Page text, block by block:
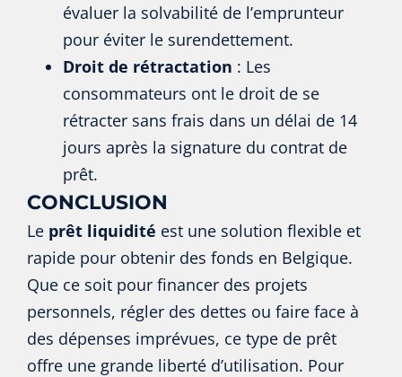
évaluer la solvabilité de l’emprunteur
pour éviter le surendettement.
Droit de rétractation : Les
consommateurs ont le droit de se
rétracter sans frais dans un délai de 14
jours après la signature du contrat de
prêt.
CONCLUSION
Le prêt liquidité est une solution flexible et
rapide pour obtenir des fonds en Belgique.
Que ce soit pour financer des projets
personnels, régler des dettes ou faire face à
des dépenses imprévues, ce type de prêt
offre une grande liberté d’utilisation. Pour